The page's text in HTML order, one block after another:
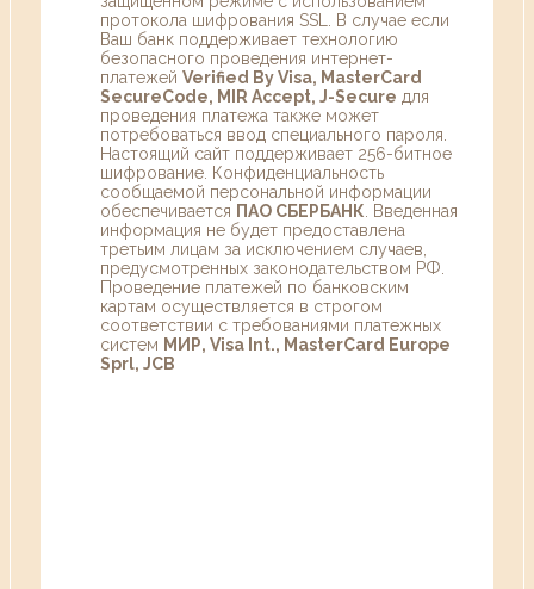
протокола шифрования SSL. В случае если
Ваш банк поддерживает технологию
безопасного проведения интернет-
платежей Verified By Visa, MasterCard
SecureCode, MIR Accept, J-Secure для
проведения платежа также может
потребоваться ввод специального пароля.
Настоящий сайт поддерживает 256-битное
шифрование. Конфиденциальность
сообщаемой персональной информации
обеспечивается ПАО СБЕРБАНК . Введенная
информация не будет предоставлена
третьим лицам за исключением случаев,
предусмотренных законодательством РФ.
Проведение платежей по банковским
картам осуществляется в строгом
соответствии с требованиями платежных
систем МИР, Visa Int., MasterCard Europe
Sprl, JCB